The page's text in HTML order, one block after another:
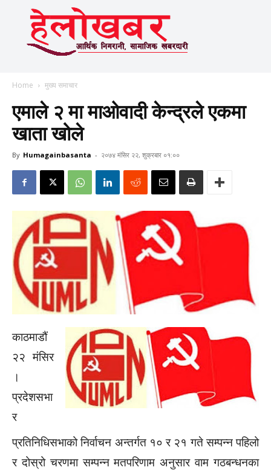
Home मुख्य समाचार
एमाले २ मा माओवादी केन्द्रले एकमा
खाता खोले
By Humagainbasanta - २०७४ मंसिर २२, शुक्रबार ०१:००
काठमाडौं
२२ मंसिर
।
प्रदेशसभा
र
प्रतिनिधिसभाको निर्वाचन अन्तर्गत १० र २१ गते सम्पन्न पहिलो
र दोस्रो चरणमा सम्पन्न मतपरिणाम अनुसार वाम गठबन्धनका